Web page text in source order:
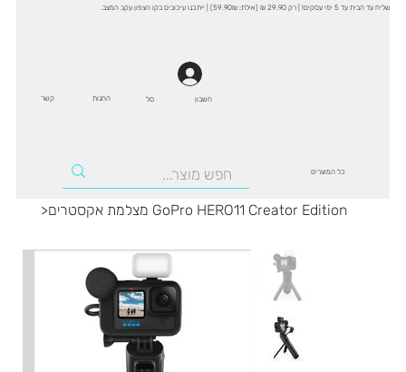
שליח עד הבית עד 5 ימי עסקים! | רק 29.90 ₪ (אילת: 59.90₪) | ייתכנו עיכובים בקו הצפון עקב המצב.
חשבון סל קשר החנות
כל המוצרים
> מצלמת אקסטרים GoPro HERO11 Creator Edition